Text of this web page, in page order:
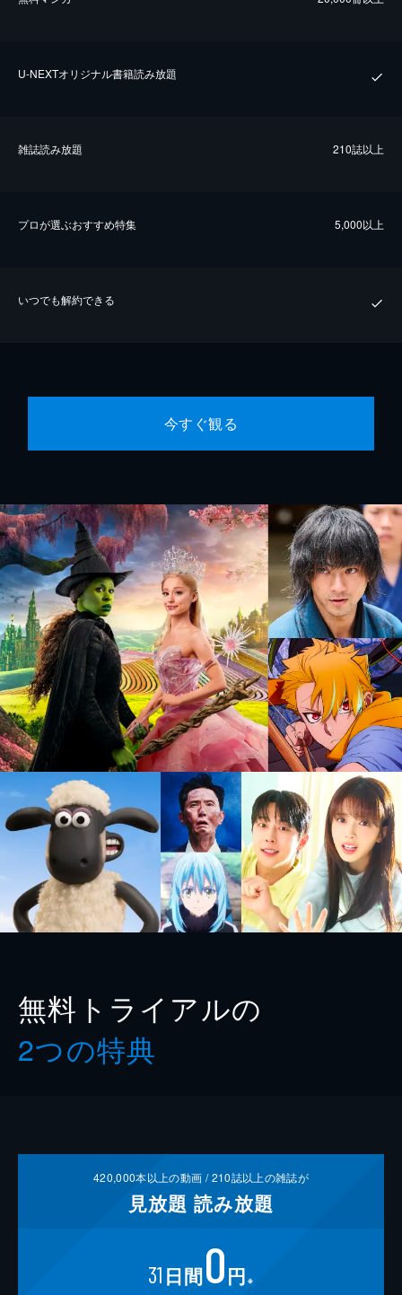
U-NEXTオリジナル書籍読み放題
雑誌読み放題 210誌以上
プロが選ぶおすすめ特集 5,000以上
いつでも解約できる
今すぐ観る
無料トライアルの
2つの特典
420,000本以上の動画 /210誌以上の雑誌が
見放題 読み放題
31 日間0円 ※